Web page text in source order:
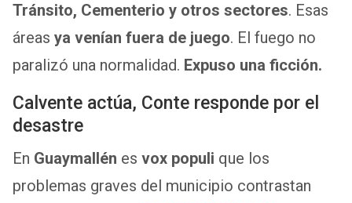
Tránsito, Cementerio y otros sectores. Esas
áreas ya venían fuera de juego. El fuego no
paralizó una normalidad. Expuso una ficción.
Calvente actúa, Conte responde por el
desastre
En Guaymallén es vox populi que los
problemas graves del municipio contrastan